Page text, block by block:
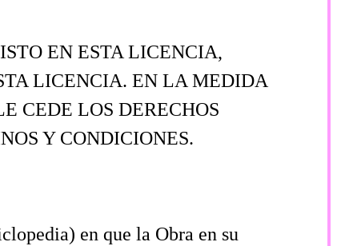
EN ESTA LICENCIA,
LICENCIA. EN LA MEDIDA
CEDE LOS DERECHOS
Y CONDICIONES.
en que la Obra en su